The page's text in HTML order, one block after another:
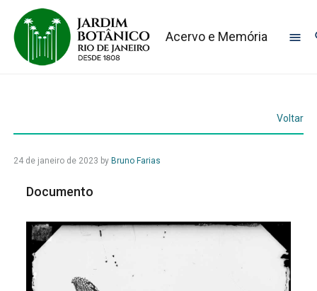
Acervo e Memória
Voltar
24 de janeiro de 2023 by Bruno Farias
Documento